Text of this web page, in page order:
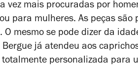
vez mais procuradas por
para mulheres. As peças são
mesmo se pode dizer da
já atendeu aos
personalizada para